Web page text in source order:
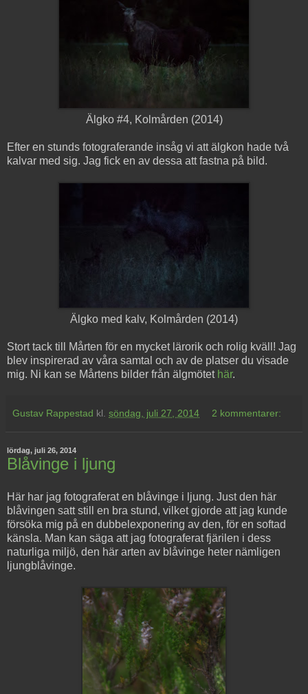
Älgko #4, Kolmården (2014)
Efter en stunds fotograferande insåg vi att älgkon hade två
kalvar med sig. Jag fick en av dessa att fastna på bild.
Älgko med kalv, Kolmården (2014)
Stort tack till Mårten för en mycket lärorik och rolig kväll! Jag
blev inspirerad av våra samtal och av de platser du visade
mig. Ni kan se Mårtens bilder från älgmötet här.
Gustav Rappestad kl. söndag, juli 27, 2014 2 kommentarer:
lördag, juli 26, 2014
Blåvinge i ljung
Här har jag fotograferat en blåvinge i ljung. Just den här
blåvingen satt still en bra stund, vilket gjorde att jag kunde
försöka mig på en dubbelexponering av den, för en softad
känsla. Man kan säga att jag fotograferat fjärilen i dess
naturliga miljö, den här arten av blåvinge heter nämligen
ljungblåvinge.